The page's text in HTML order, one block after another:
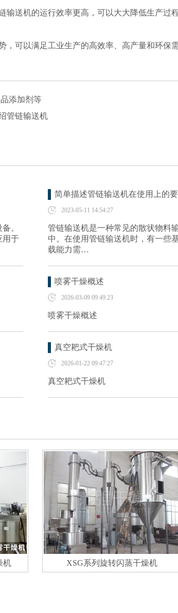
机的运行效率更高，可以大大降低生产过
可以满足工业生产的高效率、高产量和环保
添加剂等
管链输送机
。
用于
简单描述管链输送机在使用上的
2023-05-11 14:54:27
管链输送机是一种常见的散状物料
中。在使用管链输送机时，有一些
载能力需…
喷雾干燥概述
2026-03-09 09:49:23
喷雾干燥概述
真空耙式干燥机
2026-01-22 09:47:27
真空耙式干燥机
机 XSG系列旋转闪蒸干燥机